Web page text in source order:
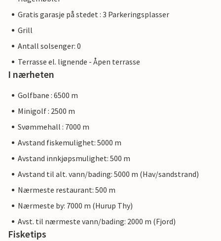
Gratis garasje på stedet : 3 Parkeringsplasser
Grill
Antall solsenger: 0
Terrasse el. lignende - Åpen terrasse
I nærheten
Golfbane : 6500 m
Minigolf : 2500 m
Svømmehall : 7000 m
Avstand fiskemulighet: 5000 m
Avstand innkjøpsmulighet: 500 m
Avstand til alt. vann/bading: 5000 m (Hav/sandstrand)
Nærmeste restaurant: 500 m
Nærmeste by: 7000 m (Hurup Thy)
Avst. til nærmeste vann/bading: 2000 m (Fjord)
Fisketips